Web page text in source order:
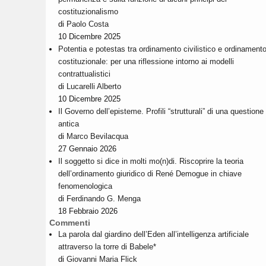
costituzionalismo
di Paolo Costa
10 Dicembre 2025
Potentia e potestas tra ordinamento civilistico e ordinamento
costituzionale: per una riflessione intorno ai modelli
contrattualistici
di
Lucarelli Alberto
10 Dicembre 2025
Il Governo dell’episteme. Profili “strutturali” di una questione
antica
di Marco Bevilacqua
27 Gennaio 2026
Il soggetto si dice in molti mo(n)di. Riscoprire la teoria
dell’ordinamento giuridico di René Demogue in chiave
fenomenologica
di Ferdinando G. Menga
18 Febbraio 2026
Commenti
La parola dal giardino dell’Eden all’intelligenza artificiale
attraverso la torre di Babele*
di Giovanni Maria Flick